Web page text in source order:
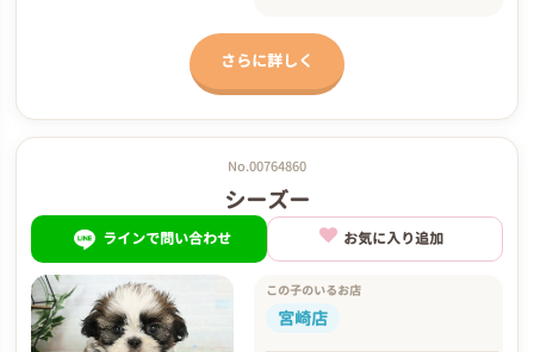
さらに詳しく
No.00764860
シーズー
ラインで問い合わせ お気に入り追加
この子のいるお店
宮崎店